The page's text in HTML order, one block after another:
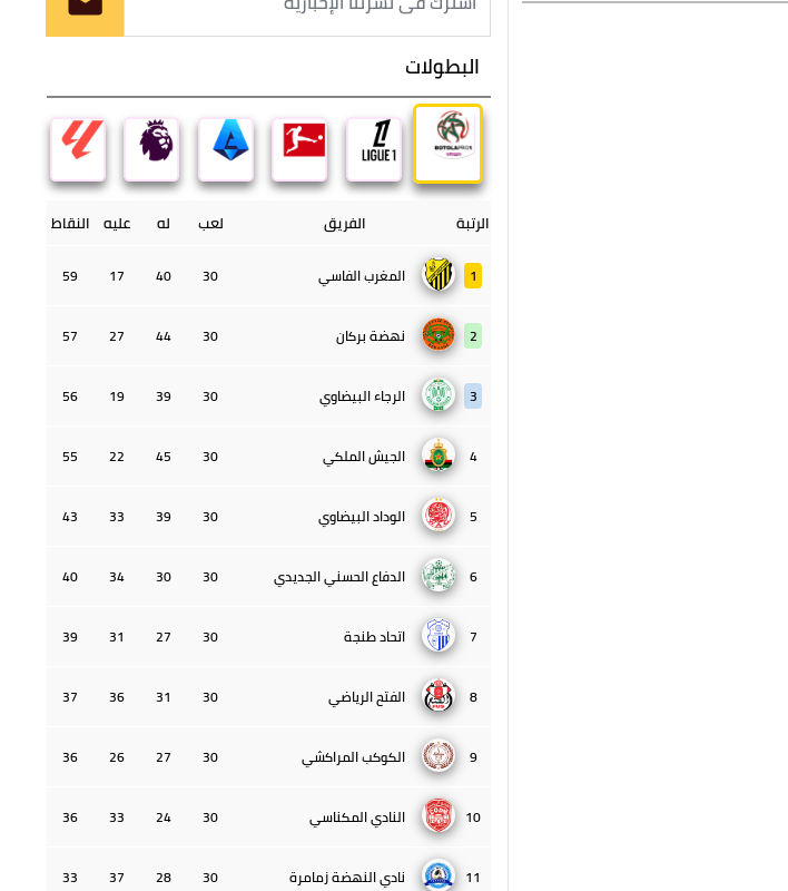
البطولات
الرتبة الفريق لعب له عليه النقاط
1 المغرب الفاسي 30
40
17
59
2 نهضة بركان 30
44
27
57
3 الرجاء البيضاوي 30
39
19
56
4 الجيش الملكي 30
45
22
55
5 الوداد البيضاوي 30
39
33
43
6 الدفاع الحسني الجديدي 30
30
34
40
7 اتحاد طنجة 30
27
31
39
8 الفتح الرياضي 30
31
36
37
9 الكوكب المراكشي 30
27
26
36
10 النادي المكناسي 30
24
33
36
11 نادي النهضة زمامرة 30
28
37
33